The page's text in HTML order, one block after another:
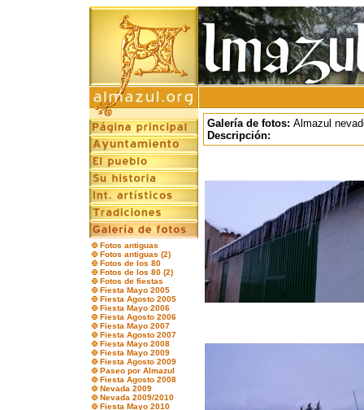
Fotos antiguas
Fotos antiguas (2)
Fotos de los 80
Fotos de los 80 (2)
Fotos de fiestas
Fiesta Mayo 2005
Fiesta Agosto 2005
Fiesta Mayo 2006
Fiesta Agosto 2006
Fiesta Mayo 2007
Fiesta Agosto 2007
Fiesta Mayo 2008
Fiesta Mayo 2009
Fiesta Agosto 2009
Paseo por Almazul
Fiesta Agosto 2008
Nevada 2009
Nevada 2009/2010
Fiesta Mayo 2010
Galería de fotos: Almazul
Descripción: